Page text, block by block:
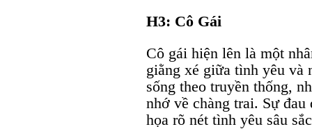
H3: Cô Gái
Cô gái hiện lên là một
giằng xé giữa tình yêu và
sống theo truyền thống,
nhớ về chàng trai. Sự
họa rõ nét tình yêu sâu